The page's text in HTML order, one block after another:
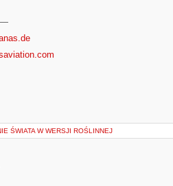
ŚWIATA W WERSJI ROŚLINNEJ